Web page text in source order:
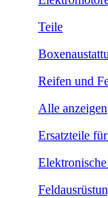
Teile
Reifen und
Alle anzeigen
Ersatzteile